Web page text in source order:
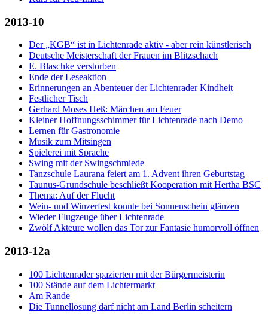
2013-10
Der „KGB“ ist in Lichtenrade aktiv - aber rein künstlerisch
Deutsche Meisterschaft der Frauen im Blitzschach
E. Blaschke verstorben
Ende der Leseaktion
Erinnerungen an Abenteuer der Lichtenrader Kindheit
Festlicher Tisch
Gerhard Moses Heß: Märchen am Feuer
Kleiner Hoffnungsschimmer für Lichtenrade nach Demo
Lernen für Gastronomie
Musik zum Mitsingen
Spielerei mit Sprache
Swing mit der Swingschmiede
Tanzschule Laurana feiert am 1. Advent ihren Geburtstag
Taunus-Grundschule beschließt Kooperation mit Hertha BSC
Thema: Auf der Flucht
Wein- und Winzerfest konnte bei Sonnenschein glänzen
Wieder Flugzeuge über Lichtenrade
Zwölf Akteure wollen das Tor zur Fantasie humorvoll öffnen
2013-12a
100 Lichtenrader spazierten mit der Bürgermeisterin
100 Stände auf dem Lichtermarkt
Am Rande
Die Tunnellösung darf nicht am Land Berlin scheitern